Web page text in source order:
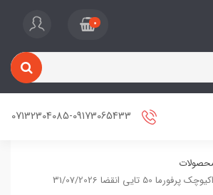
0
تایی انقضا 31/07/2026